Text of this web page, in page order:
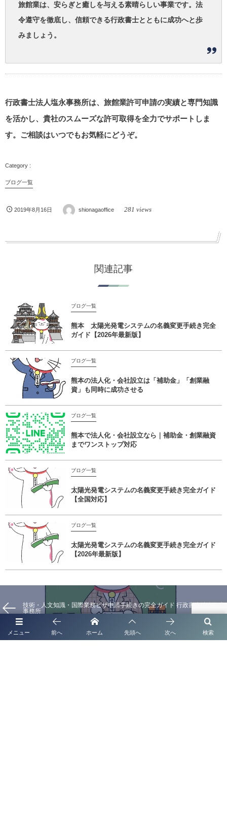
旅館業は、安らぎと癒しを与える素晴らしい事業です。法
令遵守を徹底し、信頼できる行政書士とともに成功へと歩
みましょう。
行政書士法人塩永事務所は、旅館業許可申請の実績と専門知識
を活かし、貴社のスムーズな許可取得を全力でサポートしま
す。ご相談はいつでもお気軽にどうぞ。
ブログ一覧
2019年8月16日 shionagaoffice 281 views
関連記事
ブログ一覧
熊本 太陽光発電システムの名義変更手続き完全
ガイド【2026年最新版】
ブログ一覧
熊本の法人化・会社設立は「補助金」「創業融
資」も同時に成功させる
ブログ一覧
熊本で法人化・会社設立なら｜補助金・創業融資
までワンストップ対応
ブログ一覧
太陽光発電システムの名義変更手続き完全ガイド
【全国対応】
ブログ一覧
太陽光発電システムの名義変更手続き完全ガイド
【2026年最新版】
技術・人文知識・国際業務ビザ申請手続きの完全ガイド 行政書士法人塩永
事務所
メニュー 検索
前へ ホーム 先頭へ 次へ